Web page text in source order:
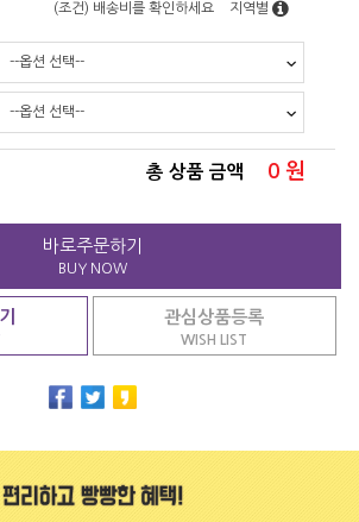
(조건) 배송비를 확인하세요 지역별
총 상품 금액 0 원
바로주문하기
BUY NOW
관심상품등록
WISH LIST